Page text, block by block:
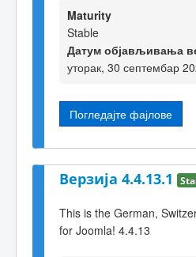
Maturity
Stable
Датум објављивања
уторак, 30 септембар
Погледајте фајлове
Верзија 4.4.13.1
This is the German,
for Joomla! 4.4.13